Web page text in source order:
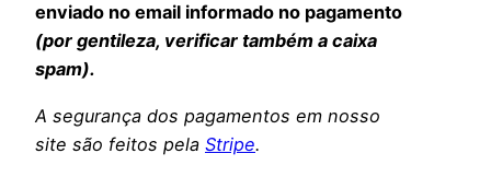
enviado no email informado no pagamento
(por gentileza, verificar também a caixa
spam).
A segurança dos pagamentos em nosso
site são feitos pela Stripe.